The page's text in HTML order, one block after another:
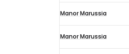
Manor Marussia
Manor Marussia